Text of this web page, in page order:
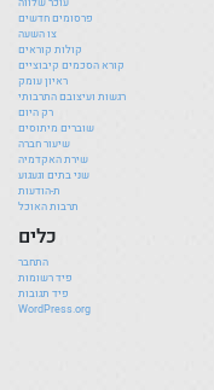
פרסומים חדשים
צו השעה
קולות קוראים
קורא הסכמים קיבוציים
ראיון עומק
רגשות ועיצובם התרבותי
רק היום
שוברים מיתוסים
שיעור חברה
שירת האקדמיה
שני בתים וגעגוע
ת-הודעות
תרבות האוכל
כלים
התחבר
פיד רשומות
פיד תגובות
WordPress.org